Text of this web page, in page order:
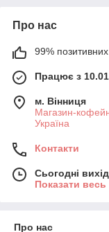
Про нас
99% позитивних
Працює з
м. Вінниця
Магазин-
Україна
Контакти
Сьогодні
Показати
Про нас